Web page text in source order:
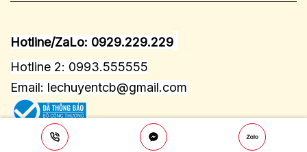
Hotline/ZaLo: 0929.229.229
Hotline 2: 0993.555555
Email: lechuyentcb@gmail.com